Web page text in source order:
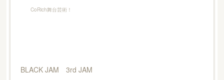
CoRich舞台芸術！
BLACK JAM 3rd JAM